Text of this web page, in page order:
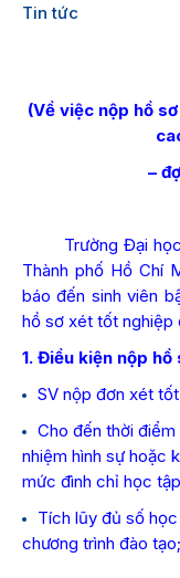
Tin tức
(Về việc nộp hồ
–
Trường Đại học
Thành phố Hồ Chí
báo đến sinh viên
hồ sơ xét tốt nghiệp
1. Điều kiện nộp
SV nộp đơn xét
Cho đến thời
nhiệm hình sự hoặc
mức đình chỉ học
Tích lũy đủ số
chương trình đào tạo;